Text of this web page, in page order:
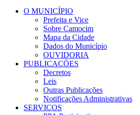
O MUNICÍPIO
Prefeita e Vice
Sobre Camocim
Mapa da Cidade
Dados do Município
OUVIDORIA
PUBLICAÇÕES
Decretos
Leis
Outras Publicações
Notificações Administrativas
SERVIÇOS